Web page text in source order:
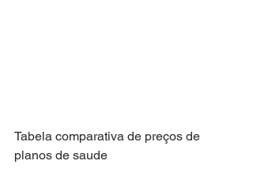
Tabela comparativa de preços de
planos de saude